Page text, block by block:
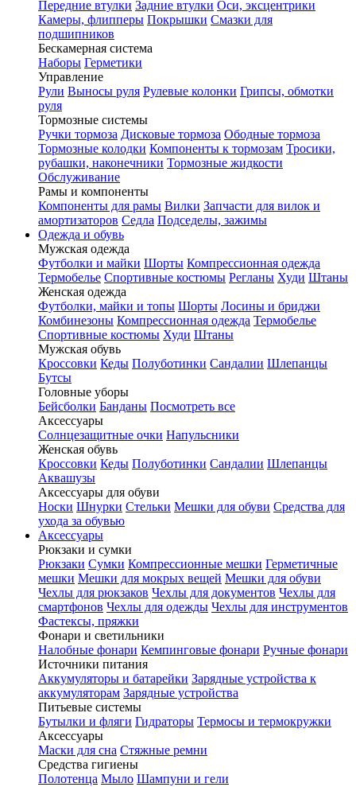
Передние втулки Задние втулки Оси, эксцентрики
Камеры, флипперы Покрышки Смазки для
подшипников
Бескамерная система
Наборы Герметики
Управление
Рули Выносы руля Рулевые колонки Грипсы, обмотки
руля
Тормозные системы
Ручки тормоза Дисковые тормоза Ободные тормоза
Тормозные колодки Компоненты к тормозам Тросики,
рубашки, наконечники Тормозные жидкости
Обслуживание
Рамы и компоненты
Компоненты для рамы Вилки Запчасти для вилок и
амортизаторов Седла Подседелы, зажимы
Одежда и обувь
Мужская одежда
Футболки и майки Шорты Компрессионная одежда
Термобелье Спортивные костюмы Регланы Худи Штаны
Женская одежда
Футболки, майки и топы Шорты Лосины и бриджи
Комбинезоны Компрессионная одежда Термобелье
Спортивные костюмы Худи Штаны
Мужская обувь
Кроссовки Кеды Полуботинки Сандалии Шлепанцы
Бутсы
Головные уборы
Бейсболки Банданы Посмотреть все
Аксессуары
Солнцезащитные очки Напульсники
Женская обувь
Кроссовки Кеды Полуботинки Сандалии Шлепанцы
Аквашузы
Аксессуары для обуви
Носки Шнурки Стельки Мешки для обуви Средства для
ухода за обувью
Аксессуары
Рюкзаки и сумки
Рюкзаки Сумки Компрессионные мешки Герметичные
мешки Мешки для мокрых вещей Мешки для обуви
Чехлы для рюкзаков Чехлы для документов Чехлы для
смартфонов Чехлы для одежды Чехлы для инструментов
Фастексы, пряжки
Фонари и светильники
Налобные фонари Кемпинговые фонари Ручные фонари
Источники питания
Аккумуляторы и батарейки Зарядные устройства к
аккумуляторам Зарядные устройства
Питьевые системы
Бутылки и фляги Гидраторы Термосы и термокружки
Аксессуары
Маски для сна Стяжные ремни
Средства гигиены
Полотенца Мыло Шампуни и гели